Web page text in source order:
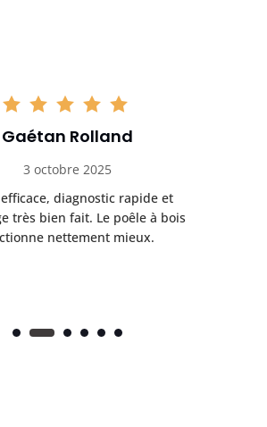
Gaétan Rolland
3 octobre 2025
diagnostic rapide et
très bien fait. Le poêle à bois
nettement mieux.